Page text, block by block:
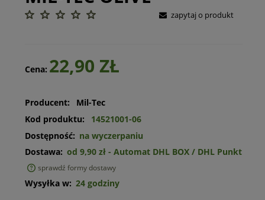
zapytaj o produkt
Cena: 22,90 ZŁ
Producent:
Mil-Tec
Kod produktu:
14521001-06
Dostępność: na wyczerpaniu
Dostawa: od 9,90 zł - Automat DHL BOX / DHL Punkt
sprawdź formy dostawy
Wysyłka w: 24 godziny